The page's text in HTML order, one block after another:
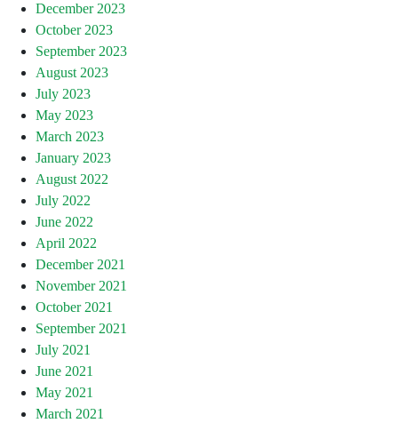
December 2023
October 2023
September 2023
August 2023
July 2023
May 2023
March 2023
January 2023
August 2022
July 2022
June 2022
April 2022
December 2021
November 2021
October 2021
September 2021
July 2021
June 2021
May 2021
March 2021